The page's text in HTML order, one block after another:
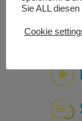
Sie ALL
Cookie